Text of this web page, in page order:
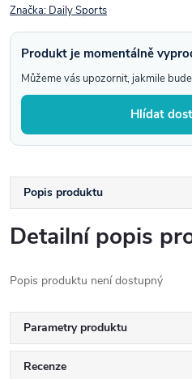
Značka: Daily Sports
Produkt je momentálně
Můžeme vás upozornit, jakmile
Hlídat
Popis produktu
Detailní popis
Popis produktu není dostupný
Parametry produktu
Recenze